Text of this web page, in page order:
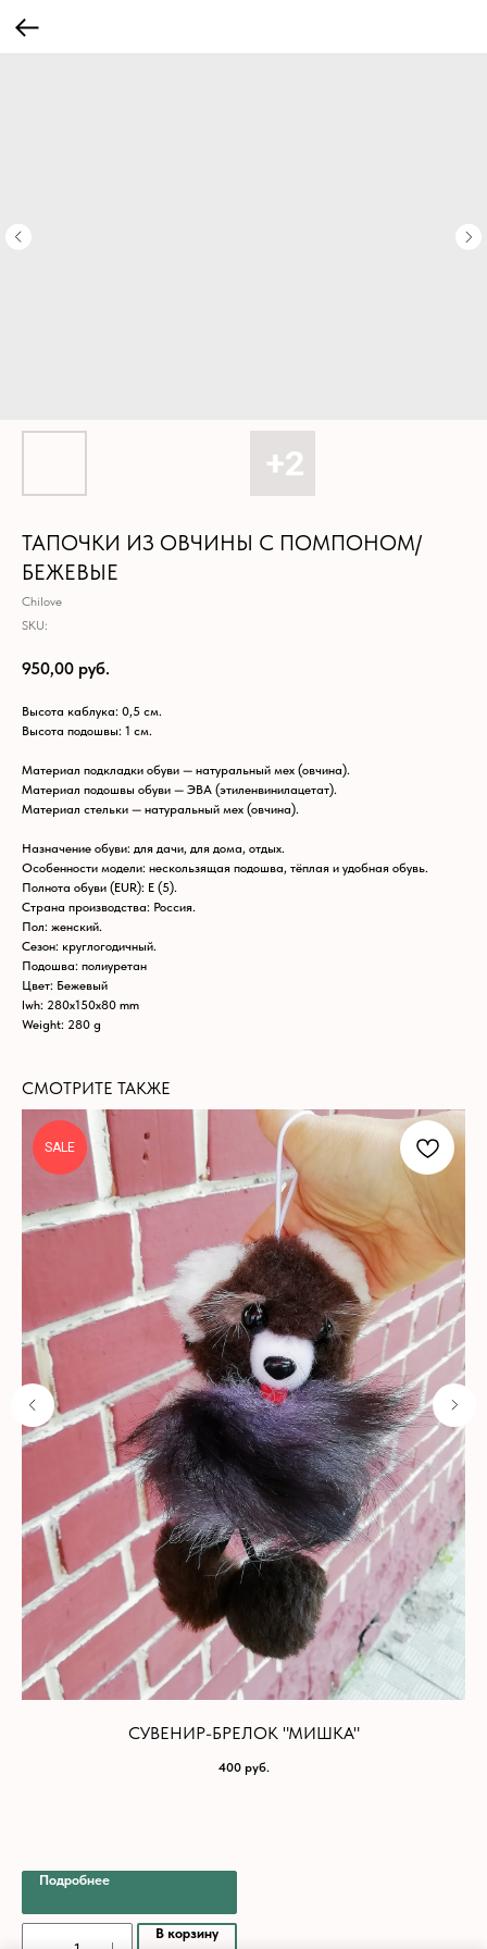
ТАПОЧКИ ИЗ ОВЧИНЫ С ПОМПОНОМ/
БЕЖЕВЫЕ
Chilove
SKU:
950,00 руб.
Высота каблука: 0,5 см.
Высота подошвы: 1 см.
Материал подкладки обуви — натуральный мех (овчина).
Материал подошвы обуви — ЭВА (этиленвинилацетат).
Материал стельки — натуральный мех (овчина).
Назначение обуви: для дачи, для дома, отдых.
Особенности модели: нескользящая подошва, тёплая и удобная обувь.
Полнота обуви (EUR): E (5).
Страна производства: Россия.
Пол: женский.
Сезон: круглогодичный.
Подошва: полиуретан
Цвет: Бежевый
lwh: 280x150x80 mm
Weight: 280 g
СМОТРИТЕ ТАКЖЕ
SALE
СУВЕНИР-БРЕЛОК "МИШКА"
400 руб.
Подробнее
В корзину